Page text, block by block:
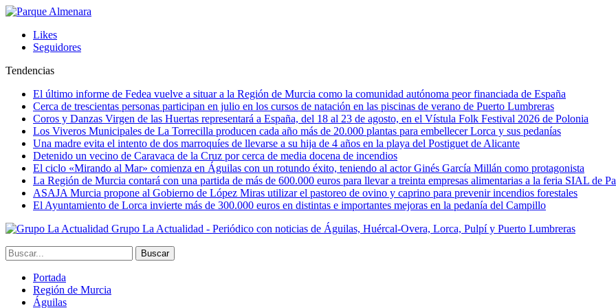
Likes
Seguidores
Tendencias
El último informe de Fedea vuelve a situar a la Región de Murcia como la comunidad autónoma peor financiada de España
Cerca de trescientas personas participan en julio en los cursos de natación en las piscinas de verano de Puerto Lumbreras
Coros y Danzas Virgen de las Huertas representará a España, del 18 al 23 de agosto, en el Vístula Folk Festival 2026 de Polonia
Los Viveros Municipales de La Torrecilla producen cada año más de 20.000 plantas para embellecer Lorca y sus pedanías
Una madre evita el intento de dos marroquíes de llevarse a su hija de 4 años en la playa del Postiguet de Alicante
Detenido un vecino de Caravaca de la Cruz por cerca de media docena de incendios
El ciclo «Mirando al Mar» comienza en Águilas con un rotundo éxito, teniendo al actor Ginés García Millán como protagonista
La Región de Murcia contará con una partida de más de 600.000 euros para llevar a treinta empresas alimentarias a la feria SIAL de
ASAJA Murcia propone al Gobierno de López Miras utilizar el pastoreo de ovino y caprino para prevenir incendios forestales
El Ayuntamiento de Lorca invierte más de 300.000 euros en distintas e importantes mejoras en la pedanía del Campillo
Grupo La Actualidad - Periódico con noticias de Águilas, Huércal-Overa, Lorca, Pulpí y Puerto Lumbreras
Portada
Región de Murcia
Águilas